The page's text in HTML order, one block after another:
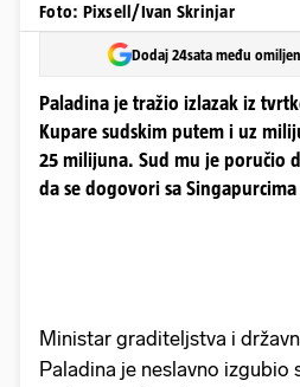
Foto: Pixsell/Ivan Skrinjar
Dodaj 24sata među
Paladina je tražio izlazak iz
Kupare sudskim putem i uz
25 milijuna. Sud mu je poručio
da se dogovori sa
Ministar graditeljstva i
Paladina je neslavno